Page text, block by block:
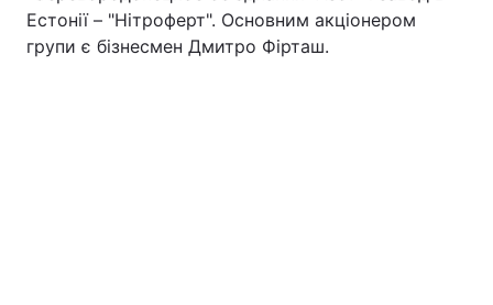
Естонії – "Нітроферт". Основним акціонером
групи є бізнесмен Дмитро Фірташ.